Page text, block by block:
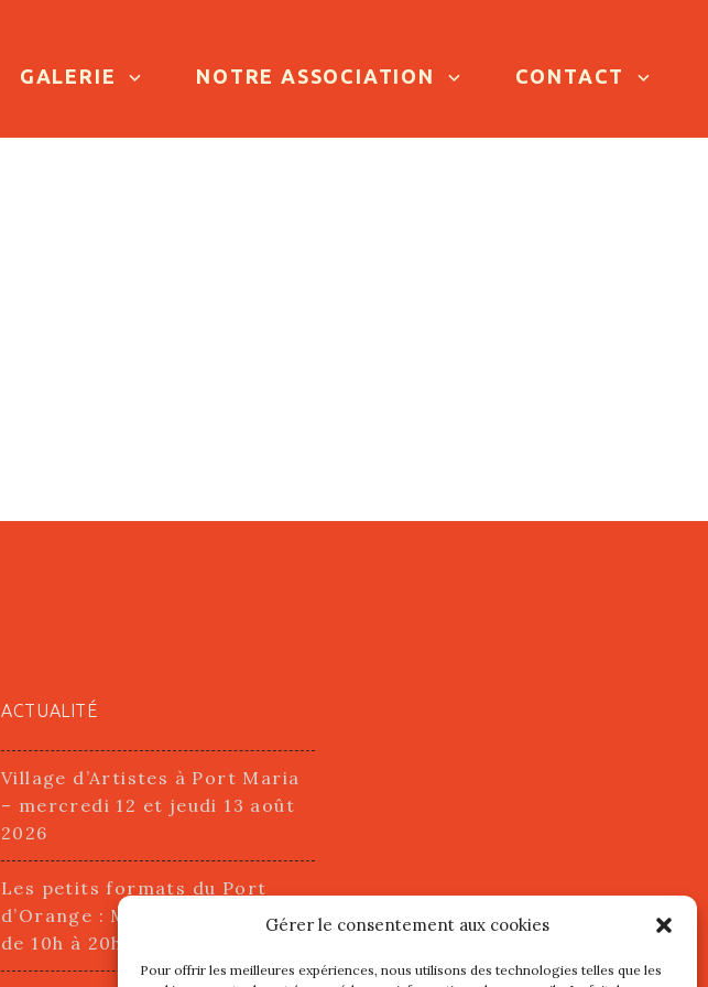
Gérer le consentement aux cookies
Pour offrir les meilleures expériences, nous utilisons des technologies telles que les
GALERIE NOTRE ASSOCIATION CONTACT
ACTUALITÉ
Village d’Artistes à Port Maria
– mercredi 12 et jeudi 13 août
2026
Les petits formats du Port
d’Orange : Mercredi 22 juillet
de 10h à 20h